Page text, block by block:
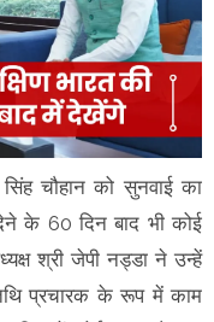
चौहान को सुनवाई का
के 60 दिन बाद भी कोई
श्री जेपी नड्डा ने उन्हें
प्रचारक के रूप में काम